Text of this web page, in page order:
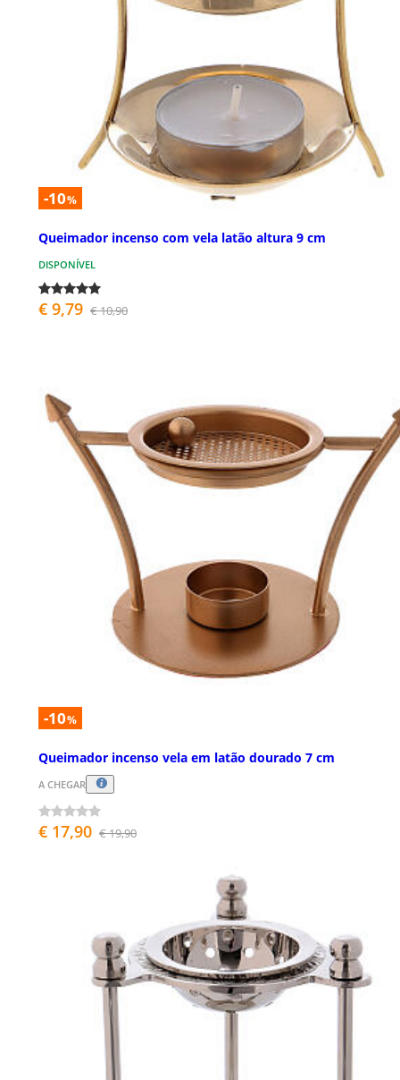
-10%
Queimador incenso com vela latão altura 9 cm
DISPONÍVEL
€ 9,79 € 10,90
-10%
Queimador incenso vela em latão dourado 7 cm
A CHEGAR
€ 17,90 € 19,90